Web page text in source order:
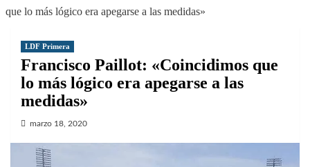
que lo más lógico era apegarse a las medidas»
LDF Primera
Francisco Paillot: «Coincidimos que
lo más lógico era apegarse a las
medidas»
marzo 18, 2020